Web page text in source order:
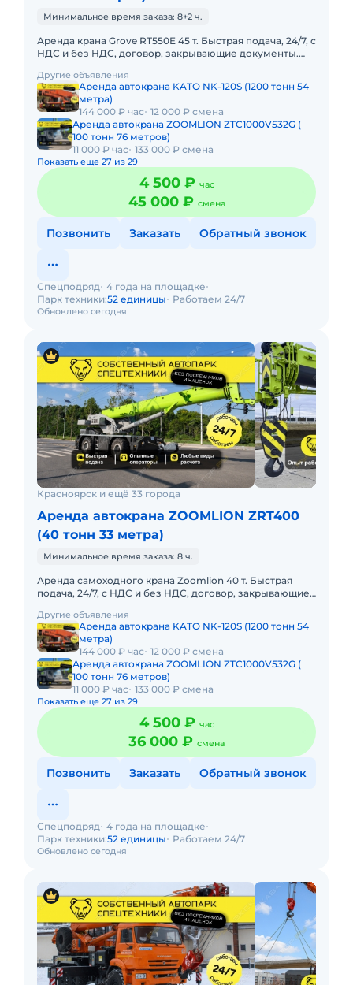
Минимальное время заказа: 8+2 ч.
Аренда крана Grove RT550E 45 т. Быстрая подача, 24/7, с
НДС и без НДС, договор, закрывающие документы.
ТОННПредоставляем в ар
Другие объявления
Аренда автокрана KATO NK-120S (1200 тонн 54
метра)
144 000 ₽ час
12 000 ₽ смена
Аренда автокрана ZOOMLION ZTC1000V532G (
100 тонн 76 метров)
11 000 ₽ час 133 000 ₽ смена
Показать еще 27 из 29
4 500 ₽ час
45 000 ₽ смена
Позвонить Заказать Обратный звонок
Обновлено сегодня
Спецподряд 4 года на площадке
Парк техники:52 единицы Работаем 24/7
Красноярск и ещё 33 города
Аренда автокрана ZOOMLION ZRT400
(40 тонн 33 метра)
Минимальное время заказа: 8 ч.
Аренда самоходного крана Zoomlion 40 т. Быстрая
подача, 24/7, с НДС и без НДС, договор, закрывающие
ZOOMLION 40 ТОННПредост
Другие объявления
Аренда автокрана KATO NK-120S (1200 тонн 54
метра)
144 000 ₽ час
12 000 ₽ смена
Аренда автокрана ZOOMLION ZTC1000V532G (
100 тонн 76 метров)
11 000 ₽ час 133 000 ₽ смена
Показать еще 27 из 29
4 500 ₽ час
36 000 ₽ смена
Позвонить Заказать Обратный звонок
Обновлено сегодня
Спецподряд 4 года на площадке
Парк техники:52 единицы Работаем 24/7